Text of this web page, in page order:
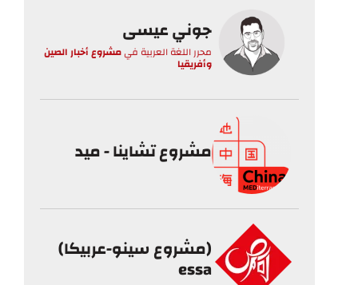
جوني عيسى
محرر اللغة العربية فيمشروع أخبار الصين
وأفريقيا
مشروع تشاينا - ميد
(مشروع سينو-عربيكا)
essa